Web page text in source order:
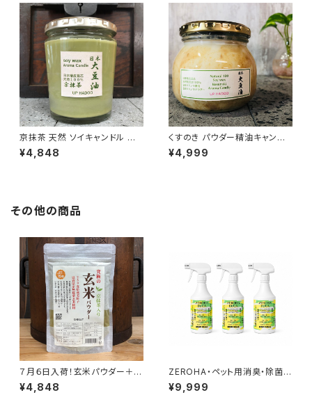
京抹茶 天然 ソイキャンドル ア
ロマキャンドル
¥4,848
くすのき パウダー精油キャンド
ル
¥4,999
その他の商品
７月６日入荷！玄米パウダー＋京
抹茶 500g
¥4,848
ZEROHA・ペット用消臭・除菌ス
プレー レモンユーカリタイ
プ 約520ml×3本セット
¥9,999